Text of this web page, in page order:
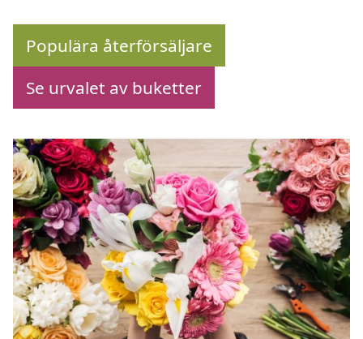
Populära återförsäljare
Se urvalet av buketter